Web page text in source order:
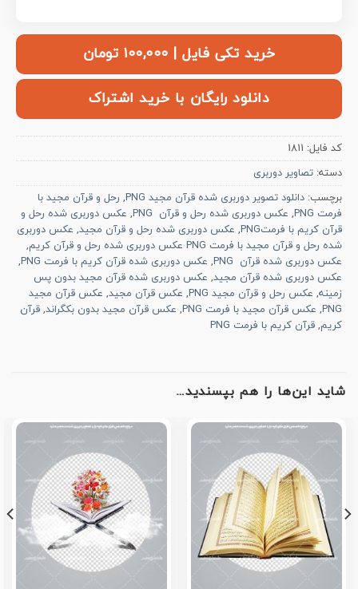
خرید تکی فایل | ۱۰۰,۰۰۰ تومان
دانلود رایگان با خرید اشتراک
کد فایل: 1811
دسته: تصاویر دوربری
برچسب: دانلود تصویر دوربری شده قرآن مجید PNG , رحل و قرآن مجید با
فرمت PNG
, عکس دوربری شده رحل و قرآن PNG , عکس دوربری شده رحل و
قرآن کریم با فرمتPNG
, عکس دوربری شده رحل و قرآن مجید, عکس دوربری
شده رحل و قرآن مجید با فرمت PNG عکس دوربری شده رحل و قرآن کریم
,
عکس دوربری شده قرآن PNG
, عکس دوربری شده قرآن کریم با فرمت PNG
,
عکس دوربری شده قرآن مجید, عکس دوربری شده قرآن مجید بدون پس
زمینه, عکس رحل و قرآن مجید PNG , عکس قرآن مجید, عکس قرآن مجید
PNG
, عکس قرآن مجید با فرمت PNG , عکس قرآن مجید بدون بکگراند, قرآن
کریم, قرآن کریم با فرمت PNG
شاید این‌ها را هم بپسندید…